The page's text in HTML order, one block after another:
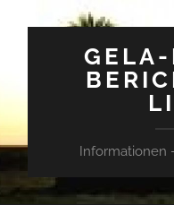
Informationen